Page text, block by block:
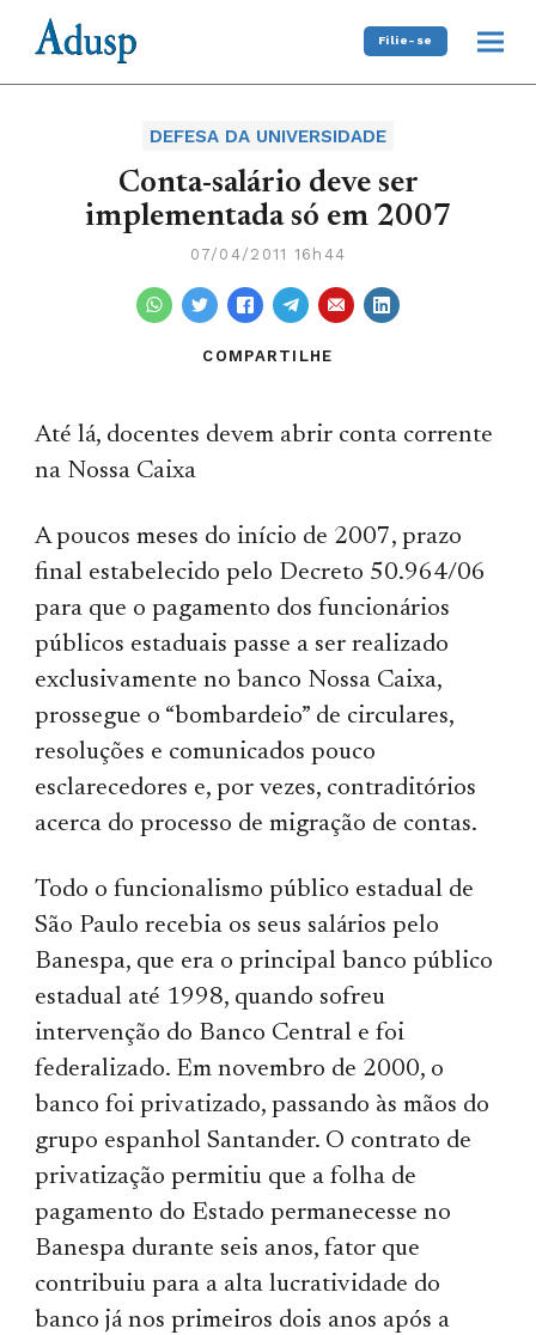
Filie-se
DEFESA DA UNIVERSIDADE
Conta-salário deve ser
implementada só em 2007
07/04/2011 16h44
COMPARTILHE
Até lá, docentes devem abrir conta corrente
na Nossa Caixa
A poucos meses do início de 2007, prazo
final estabelecido pelo Decreto 50.964/06
para que o pagamento dos funcionários
públicos estaduais passe a ser realizado
exclusivamente no banco Nossa Caixa,
prossegue o “bombardeio” de circulares,
resoluções e comunicados pouco
esclarecedores e, por vezes, contraditórios
acerca do processo de migração de contas.
Todo o funcionalismo público estadual de
São Paulo recebia os seus salários pelo
Banespa, que era o principal banco público
estadual até 1998, quando sofreu
intervenção do Banco Central e foi
federalizado. Em novembro de 2000, o
banco foi privatizado, passando às mãos do
grupo espanhol Santander. O contrato de
privatização permitiu que a folha de
pagamento do Estado permanecesse no
Banespa durante seis anos, fator que
contribuiu para a alta lucratividade do
banco já nos primeiros dois anos após a